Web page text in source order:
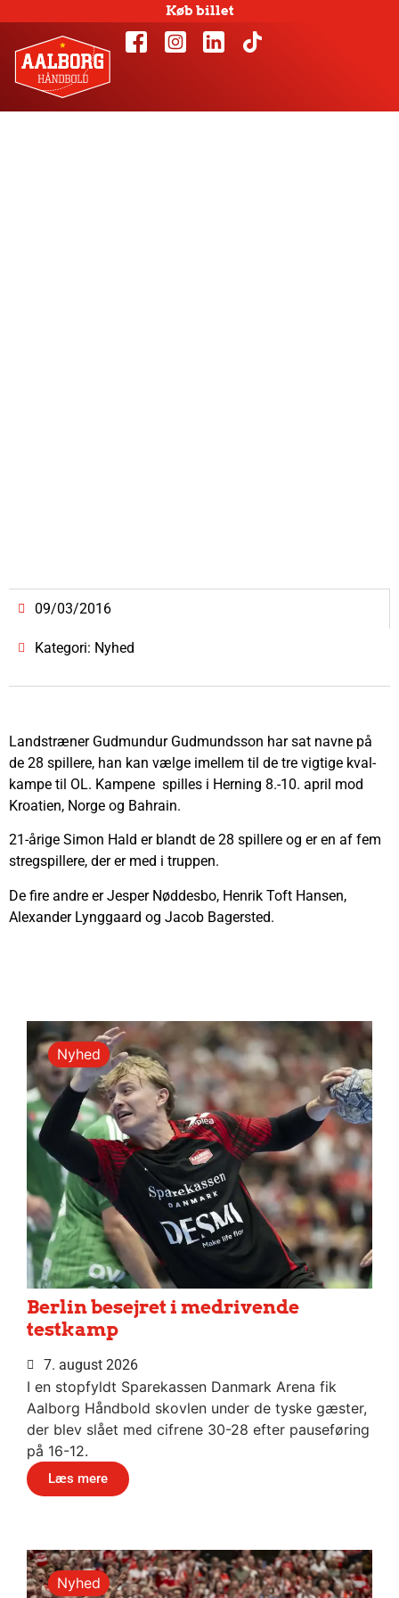
Køb billet
09/03/2016
Kategori: Nyhed
Landstræner Gudmundur Gudmundsson har sat navne på
de 28 spillere, han kan vælge imellem til de tre vigtige kval-
kampe til OL. Kampene spilles i Herning 8.-10. april mod
Kroatien, Norge og Bahrain.
21-årige Simon Hald er blandt de 28 spillere og er en af fem
stregspillere, der er med i truppen.
De fire andre er Jesper Nøddesbo, Henrik Toft Hansen,
Alexander Lynggaard og Jacob Bagersted.
Nyhed
Berlin besejret i medrivende
testkamp
7. august 2026
I en stopfyldt Sparekassen Danmark Arena fik
Aalborg Håndbold skovlen under de tyske gæster,
der blev slået med cifrene 30-28 efter pauseføring
på 16-12.
Læs mere
Nyhed